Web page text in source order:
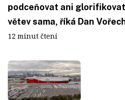
podceňovat ani
větev sama, říká Dan
12 minut čtení